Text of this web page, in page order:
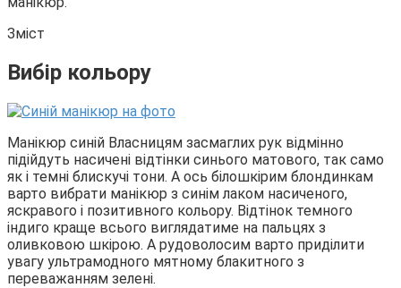
Зміст
Вибір кольору
Манікюр синій Власницям засмаглих рук відмінно
підійдуть насичені відтінки синього матового, так само
як і темні блискучі тони. А ось білошкірим блондинкам
варто вибрати манікюр з синім лаком насиченого,
яскравого і позитивного кольору. Відтінок темного
індиго краще всього виглядатиме на пальцях з
оливковою шкірою. А рудоволосим варто приділити
увагу ультрамодного мятному блакитного з
переважанням зелені.